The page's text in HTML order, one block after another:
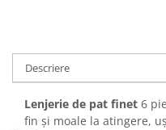
Descriere
Lenjerie de pat finet 6
fin și moale la atingere,